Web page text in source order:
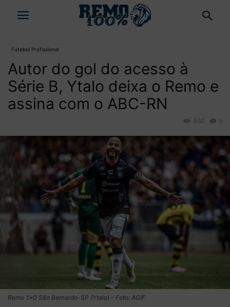
Futebol Profissional
Autor do gol do acesso à
Série B, Ytalo deixa o Remo e
assina com o ABC-RN
5
460
Remo 1×0 São Bernardo-SP (Ytalo) – Foto: AGIF